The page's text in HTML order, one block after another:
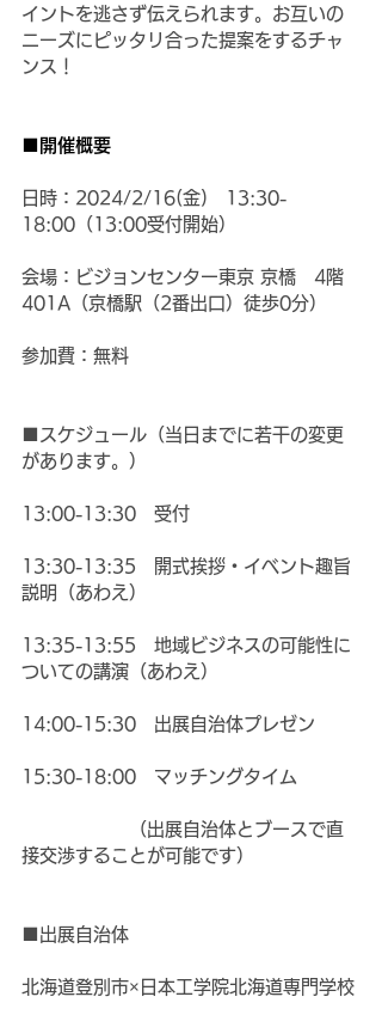
イントを逃さず伝えられます。お互いの
ニーズにピッタリ合った提案をするチャ
ンス！
■開催概要
日時：2024/2/16(金)　13:30-
18:00（13:00受付開始）
会場：ビジョンセンター東京 京橋　4階
401A（京橋駅（2番出口）徒歩0分）
参加費：無料
■スケジュール（当日までに若干の変更
があります。）
13:00-13:30　受付
13:30-13:35　開式挨拶・イベント趣旨
説明（あわえ）
13:35-13:55　地域ビジネスの可能性に
ついての講演（あわえ）
14:00-15:30　出展自治体プレゼン
15:30-18:00　マッチングタイム
（出展自治体とブースで直
接交渉することが可能です）
■出展自治体
北海道登別市×日本工学院北海道専門学校